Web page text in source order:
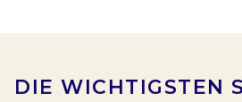
DIE WICHTIGSTEN